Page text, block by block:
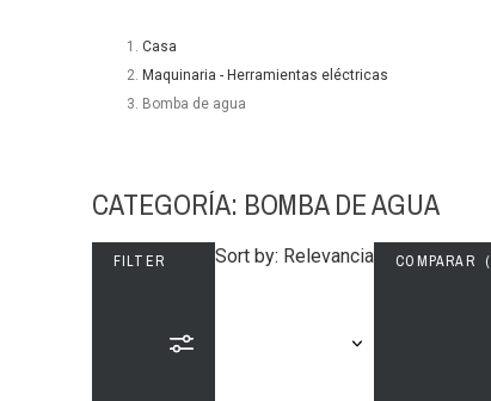
Casa
Maquinaria - Herramientas eléctricas
Bomba de agua
CATEGORÍA: BOMBA DE AGUA
FILTER Sort by: Relevancia COMPARAR (